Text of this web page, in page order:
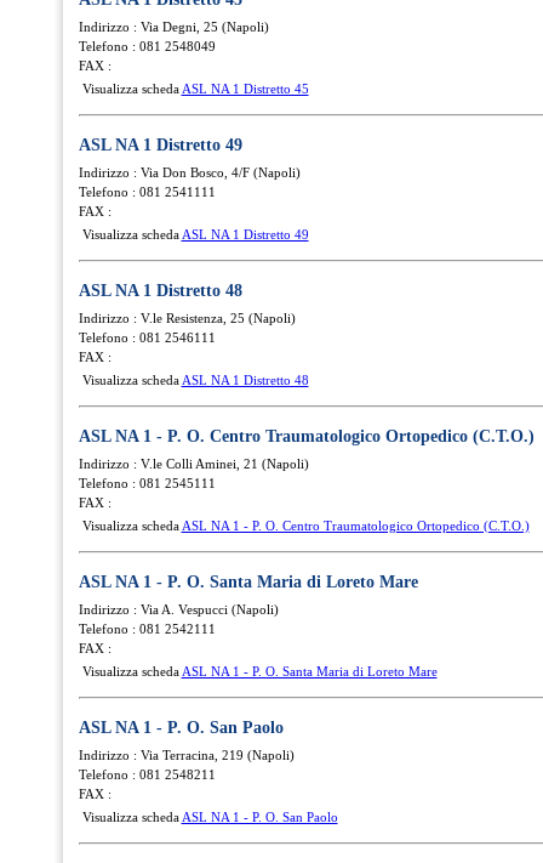
Indirizzo : Via Degni, 25 (Napoli)
Telefono : 081 2548049
FAX :
Visualizza scheda ASL NA 1 Distretto 45
ASL NA 1 Distretto 49
Indirizzo : Via Don Bosco, 4/F (Napoli)
Telefono : 081 2541111
FAX :
Visualizza scheda ASL NA 1 Distretto 49
ASL NA 1 Distretto 48
Indirizzo : V.le Resistenza, 25 (Napoli)
Telefono : 081 2546111
FAX :
Visualizza scheda ASL NA 1 Distretto 48
ASL NA 1 - P. O. Centro Traumatologico Ortopedico (C.T.O.)
Indirizzo : V.le Colli Aminei, 21 (Napoli)
Telefono : 081 2545111
FAX :
Visualizza scheda ASL NA 1 - P. O. Centro Traumatologico Ortopedico (C.T.O.)
ASL NA 1 - P. O. Santa Maria di Loreto Mare
Indirizzo : Via A. Vespucci (Napoli)
Telefono : 081 2542111
FAX :
Visualizza scheda ASL NA 1 - P. O. Santa Maria di Loreto Mare
ASL NA 1 - P. O. San Paolo
Indirizzo : Via Terracina, 219 (Napoli)
Telefono : 081 2548211
FAX :
Visualizza scheda ASL NA 1 - P. O. San Paolo